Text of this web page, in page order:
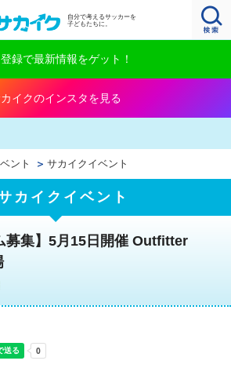
自分で考えるサッカーを
子どもたちに。
録で最新情報をゲット！
イクのインスタを見る
ント サカイクイベント
カイクイベント
募集】5月15日開催 Outfitter